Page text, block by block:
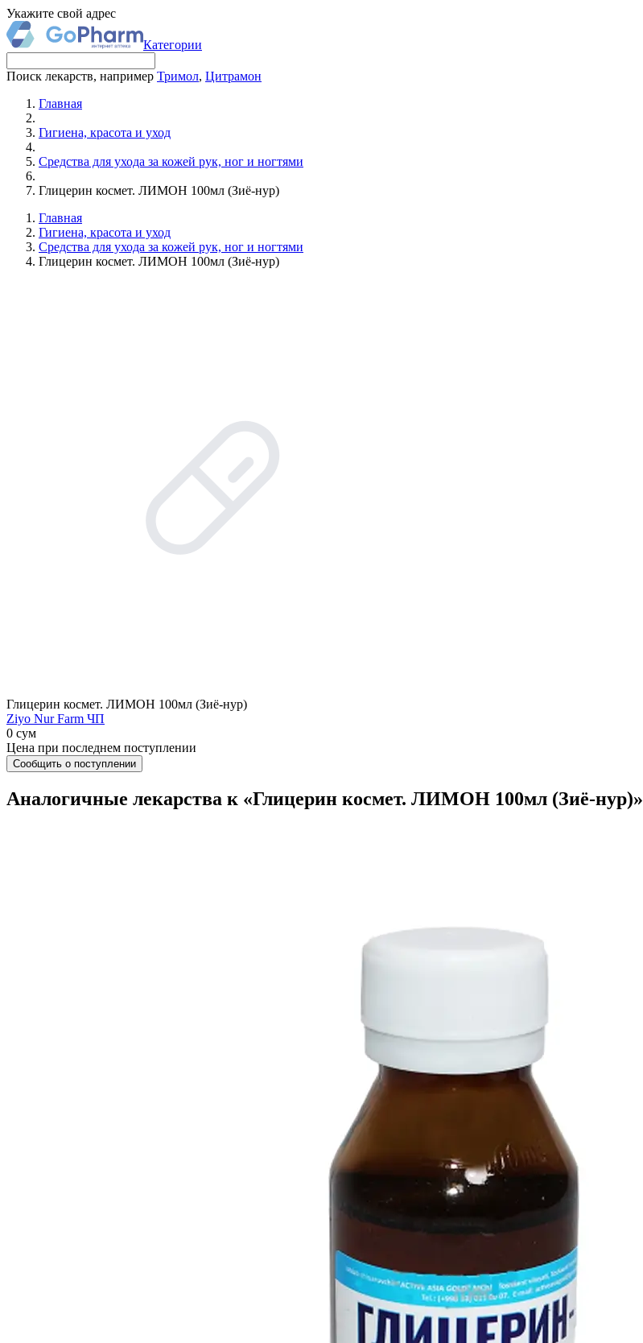
Укажите свой адрес
Категории
Поиск лекарств, например Тримол, Цитрамон
Главная
Гигиена, красота и уход
Средства для ухода за кожей рук, ног и ногтями
Глицерин космет. ЛИМОН 100мл (Зиё-нур)
Главная
Гигиена, красота и уход
Средства для ухода за кожей рук, ног и ногтями
Глицерин космет. ЛИМОН 100мл (Зиё-нур)
Глицерин космет. ЛИМОН 100мл (Зиё-нур)
Ziyo Nur Farm ЧП
0 сум
Цена при последнем поступлении
Сообщить о поступлении
Аналогичные лекарства к «Глицерин космет. ЛИМОН 100мл (Зиё-нур)»